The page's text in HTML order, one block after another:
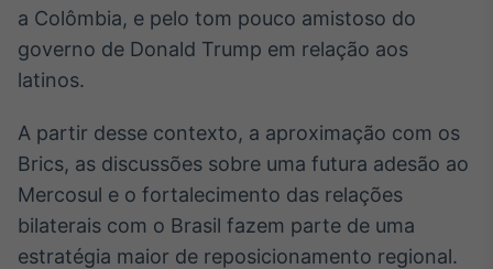
Broadcast
Radar
conteúdos
Broadcast
A melhor
plataforma para
a Colômbia, e pelo tom pouco amistoso do
governo de Donald Trump em relação aos
latinos.
A partir desse contexto, a aproximação com os
Brics, as discussões sobre uma futura adesão ao
Mercosul e o fortalecimento das relações
bilaterais com o Brasil fazem parte de uma
estratégia maior de reposicionamento regional.